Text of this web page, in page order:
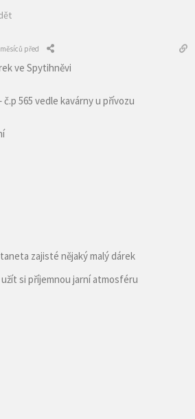
měsíců před
ve Spytihněvi
565 vedle kavárny u přívozu
zajisté nějaký malý dárek
si příjemnou jarní atmosféru